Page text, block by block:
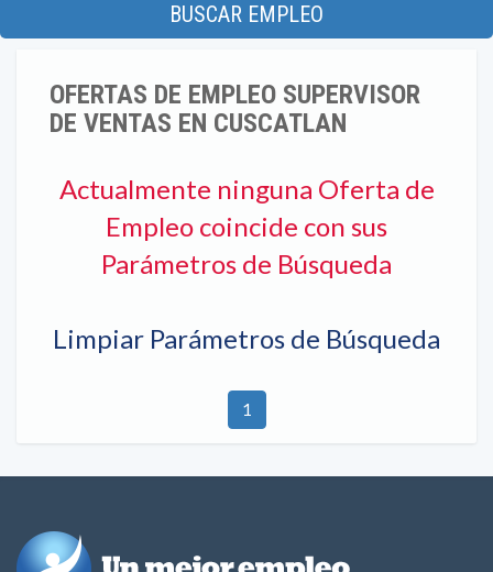
BUSCAR EMPLEO
OFERTAS DE EMPLEO SUPERVISOR
DE VENTAS EN CUSCATLAN
Actualmente ninguna Oferta de
Empleo coincide con sus
Parámetros de Búsqueda
Limpiar Parámetros de Búsqueda
1